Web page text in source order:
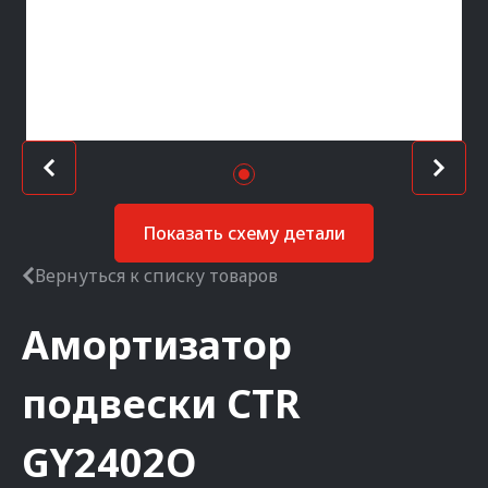
Показать схему детали
Вернуться к списку товаров
Амортизатор
подвески CTR
GY2402O